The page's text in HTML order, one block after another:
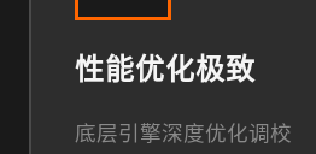
性能优化极致
底层引擎深度优化调校